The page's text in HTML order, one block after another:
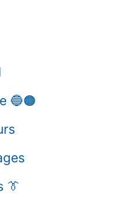
🔵🟠
👔